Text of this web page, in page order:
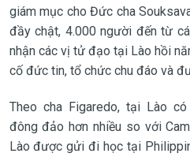
giám mục cho Đức cha
đầy chật, 4.000 người đến từ
nhận các vị tử đạo tại Lào hồi
cố đức tin, tổ chức chu đáo và
Theo cha Figaredo, tại Lào
đông đảo hơn nhiều so với
Lào được gửi đi học tại